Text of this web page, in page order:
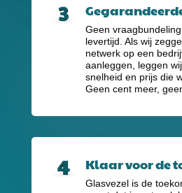
Geen
levertijd. Als wij
netwerk op een
aanleggen, leggen
snelheid en prijs die
Geen cent meer,
Klaar voor de
Glasvezel is de